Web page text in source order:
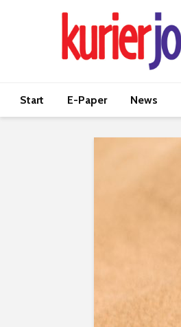
Start E-Paper News